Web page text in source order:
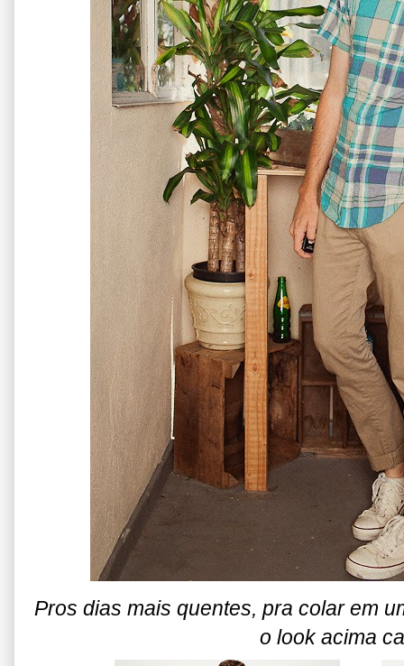
Pros dias mais quentes, pra colar em
o look acima